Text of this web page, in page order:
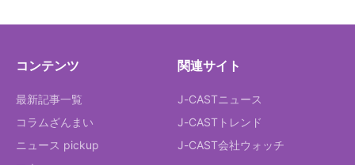
コンテンツ
最新記事一覧
コラムざんまい
ニュース pickup
関連サイト
J-CASTニュース
J-CASTトレンド
J-CAST会社ウォッチ